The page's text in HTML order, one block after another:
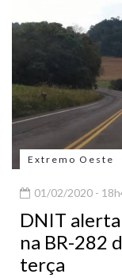
Extremo Oeste
01/02/2020 -
DNIT
na BR-282
terça